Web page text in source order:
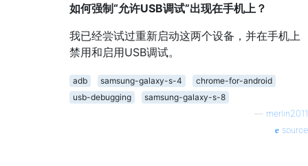
如何强制“允许USB调试”出现在手机上？
我已经尝试过重新启动这两个设备，并在手机上
禁用和启用USB调试。
adb samsung-galaxy-s-4
chrome-for-android
usb-debugging
samsung-galaxy-s-8
merlin2011
source